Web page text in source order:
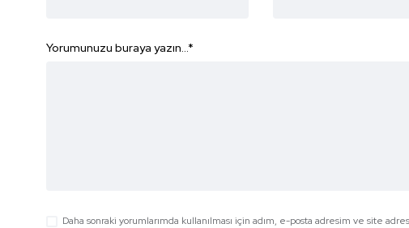
Yorumunuzu buraya yazın...*
Daha sonraki yorumlarımda kullanılması için adım, e-posta adresim ve site